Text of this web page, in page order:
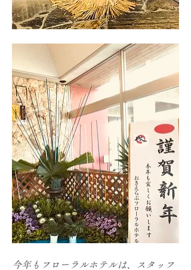
今年もフローラルホテルは、スタッフ